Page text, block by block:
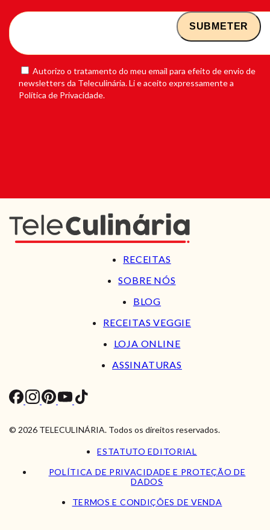
Autorizo o tratamento do meu email para efeito de envio de
newsletters da Teleculinária. Li e aceito expressamente a
Política de Privacidade.
RECEITAS
SOBRE NÓS
BLOG
RECEITAS VEGGIE
LOJA ONLINE
ASSINATURAS
© 2026 TELECULINÁRIA. Todos os direitos reservados.
ESTATUTO EDITORIAL
POLÍTICA DE PRIVACIDADE E PROTEÇÃO DE
DADOS
TERMOS E CONDIÇÕES DE VENDA